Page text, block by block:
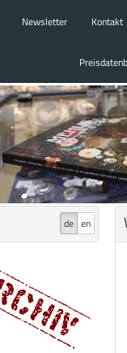
Newsletter Kontakt
de en